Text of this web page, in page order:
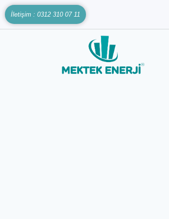
İletişim : 0312 310 07 11